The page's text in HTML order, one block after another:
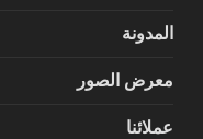
المدونة
معرض الصور
عملائنا